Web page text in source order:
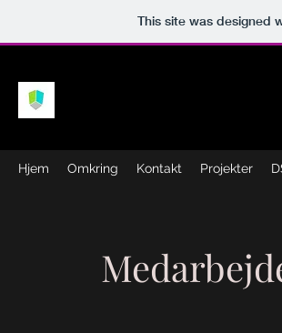
This site was designed
Hjem Omkring Kontakt Projekter